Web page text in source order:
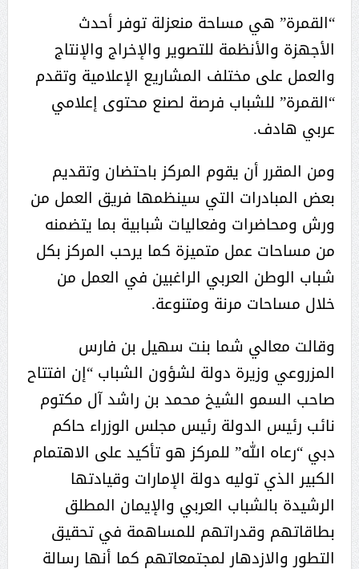
“القمرة” هي مساحة منعزلة توفر أحدث
الأجهزة والأنظمة للتصوير والإخراج والإنتاج
والعمل على مختلف المشاريع الإعلامية وتقدم
“القمرة” للشباب فرصة لصنع محتوى إعلامي
عربي هادف.
ومن المقرر أن يقوم المركز باحتضان وتقديم
بعض المبادرات التي سينظمها فريق العمل من
ورش ومحاضرات وفعاليات شبابية بما يتضمنه
من مساحات عمل متميزة كما يرحب المركز بكل
شباب الوطن العربي الراغبين في العمل من
خلال مساحات مرنة ومتنوعة.
وقالت معالي شما بنت سهيل بن فارس
المزروعي وزيرة دولة لشؤون الشباب “إن افتتاح
صاحب السمو الشيخ محمد بن راشد آل مكتوم
نائب رئيس الدولة رئيس مجلس الوزراء حاكم
دبي “رعاه الله” للمركز هو تأكيد على الاهتمام
الكبير الذي توليه دولة الإمارات وقيادتها
الرشيدة بالشباب العربي والإيمان المطلق
بطاقاتهم وقدراتهم للمساهمة في تحقيق
التطور والازدهار لمجتمعاتهم كما أنها رسالة